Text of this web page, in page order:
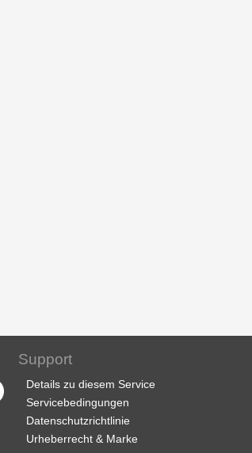
Support
Details zu diesem Service
Servicebedingungen
Datenschutzrichtlinie
Urheberrecht & Marke